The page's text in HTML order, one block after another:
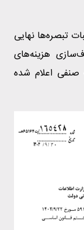
تبصره‌ها نهایی
هزینه‌های
اعلام شده